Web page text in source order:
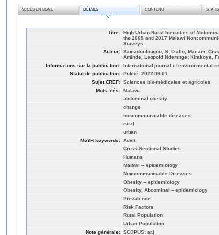
ACCÈS EN LIGNE DÉTAILS CONTENU
Titre: High Urban-Rural Inequities of
the 2009 and 2017 Malawi
Surveys.
Auteur: Samadoulougou, S; Diallo, Mariam;
Aminde, Leopold Ndemnge; Kirakoya,
Informations sur la publication: International journal of environmental
Statut de publication: Publié, 2022-09-01
Sujet CREF: Sciences bio-médicales et agricoles
Mots-clés: Malawi
abdominal obesity
change
noncommunicable diseases
rural
urban
MeSH keywords: Adult
Cross-Sectional Studies
Humans
Malawi -- epidemiology
Noncommunicable Diseases
Obesity -- epidemiology
Obesity, Abdominal -- epidemiology
Prevalence
Risk Factors
Rural Population
Urban Population
Note générale: SCOPUS: ar.j